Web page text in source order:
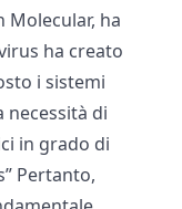
Molecular, ha
ha creato
i sistemi
di
in grado di
Pertanto,